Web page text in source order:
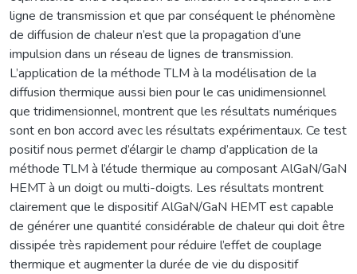
ligne de transmission et que par conséquent le phénomène
de diffusion de chaleur n’est que la propagation d’une
impulsion dans un réseau de lignes de transmission.
L’application de la méthode TLM à la modélisation de la
diffusion thermique aussi bien pour le cas unidimensionnel
que tridimensionnel, montrent que les résultats numériques
sont en bon accord avec les résultats expérimentaux. Ce test
positif nous permet d’élargir le champ d’application de la
méthode TLM à l’étude thermique au composant AlGaN/GaN
HEMT à un doigt ou multi-doigts. Les résultats montrent
clairement que le dispositif AlGaN/GaN HEMT est capable
de générer une quantité considérable de chaleur qui doit être
dissipée très rapidement pour réduire l’effet de couplage
thermique et augmenter la durée de vie du dispositif